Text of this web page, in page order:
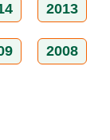
2013
2008